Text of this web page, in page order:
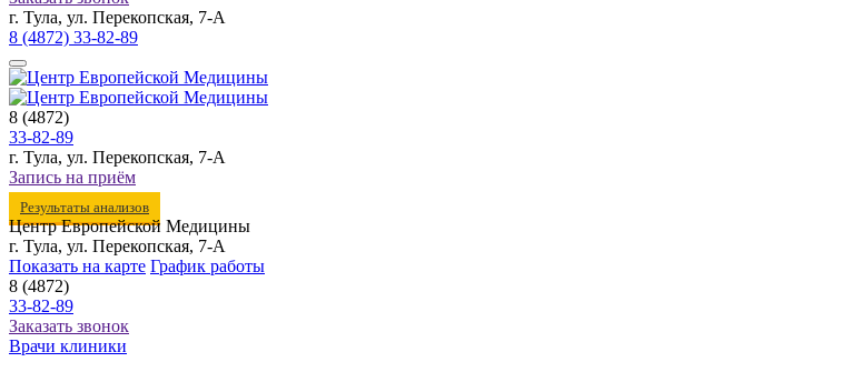
г. Тула, ул. Перекопская, 7-А
8 (4872) 33-82-89
8 (4872)
33-82-89
г. Тула, ул. Перекопская, 7-А
Запись на приём
Результаты анализов
Центр Европейской Медицины
г. Тула, ул. Перекопская, 7-А
Показать на карте График работы
8 (4872)
33-82-89
Заказать звонок
Врачи клиники